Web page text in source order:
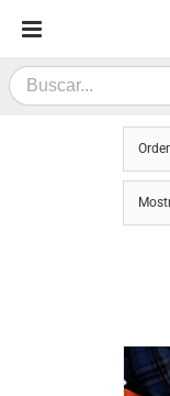
contenido
Search
for: